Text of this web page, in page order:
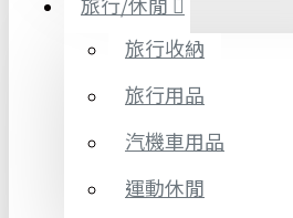
旅行收納
旅行用品
汽機車用品
運動休閒